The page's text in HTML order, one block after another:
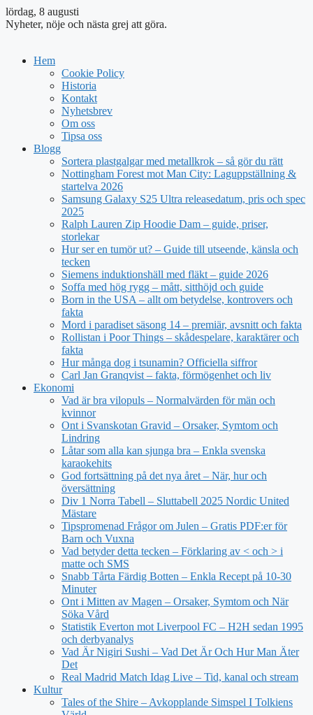
lördag, 8 augusti
Nyheter, nöje och nästa grej att göra.
Hem
Cookie Policy
Historia
Kontakt
Nyhetsbrev
Om oss
Tipsa oss
Blogg
Sortera plastgalgar med metallkrok – så gör du rätt
Nottingham Forest mot Man City: Laguppställning &
startelva 2026
Samsung Galaxy S25 Ultra releasedatum, pris och spec
2025
Ralph Lauren Zip Hoodie Dam – guide, priser,
storlekar
Hur ser en tumör ut? – Guide till utseende, känsla och
tecken
Siemens induktionshäll med fläkt – guide 2026
Soffa med hög rygg – mått, sitthöjd och guide
Born in the USA – allt om betydelse, kontrovers och
fakta
Mord i paradiset säsong 14 – premiär, avsnitt och fakta
Rollistan i Poor Things – skådespelare, karaktärer och
fakta
Hur många dog i tsunamin? Officiella siffror
Carl Jan Granqvist – fakta, förmögenhet och liv
Ekonomi
Vad är bra vilopuls – Normalvärden för män och
kvinnor
Ont i Svanskotan Gravid – Orsaker, Symtom och
Lindring
Låtar som alla kan sjunga bra – Enkla svenska
karaokehits
God fortsättning på det nya året – När, hur och
översättning
Div 1 Norra Tabell – Sluttabell 2025 Nordic United
Mästare
Tipspromenad Frågor om Julen – Gratis PDF:er för
Barn och Vuxna
Vad betyder detta tecken – Förklaring av < och > i
matte och SMS
Snabb Tårta Färdig Botten – Enkla Recept på 10-30
Minuter
Ont i Mitten av Magen – Orsaker, Symtom och När
Söka Vård
Statistik Everton mot Liverpool FC – H2H sedan 1995
och derbyanalys
Vad Är Nigiri Sushi – Vad Det Är Och Hur Man Äter
Det
Real Madrid Match Idag Live – Tid, kanal och stream
Kultur
Tales of the Shire – Avkopplande Simspel I Tolkiens